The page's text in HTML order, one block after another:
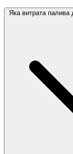
Яка витрата